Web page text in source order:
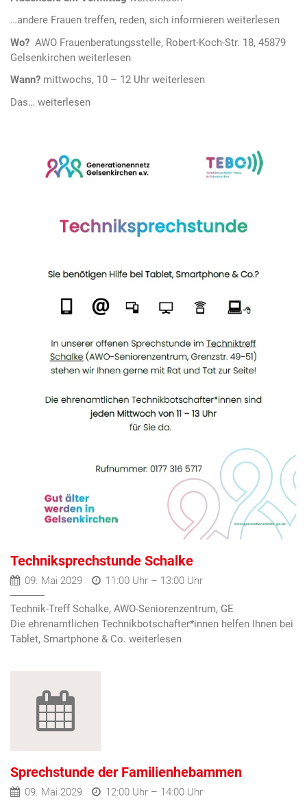
…andere Frauen treffen, reden, sich informieren
Wo? AWO Frauenberatungsstelle, Robert-Koch-Str. 18, 45879
Gelsenkirchen
Wann? mittwochs, 10 – 12 Uhr
Das…
Techniksprechstunde Schalke
09. Mai 2029 11:00 Uhr – 13:00 Uhr
Technik-Treff Schalke, AWO-Seniorenzentrum, GE
Die ehrenamtlichen Technikbotschafter*innen helfen Ihnen bei
Tablet, Smartphone & Co.
Sprechstunde der Familienhebammen
09. Mai 2029 12:00 Uhr – 14:00 Uhr